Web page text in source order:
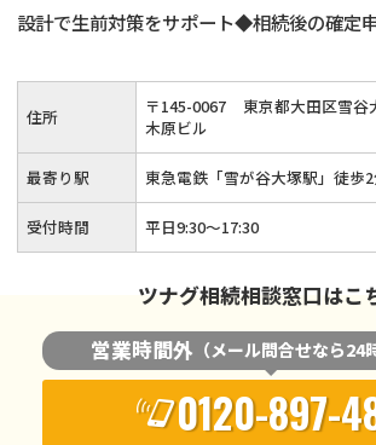
設計で生前対策をサポート◆相続後の確定
対応可能◆ベテラン税理士が相談から申告
応します。まずは相続税に関するお悩みを
住所 〒145-0067
東京都大田区雪谷
木原ビル
最寄り駅 東急電鉄「雪が谷大塚駅」徒歩
受付時間 平日9:30～17:30
ツナグ相続相談窓口はこ
営業時間外 （メール問合せなら24
0120-897-